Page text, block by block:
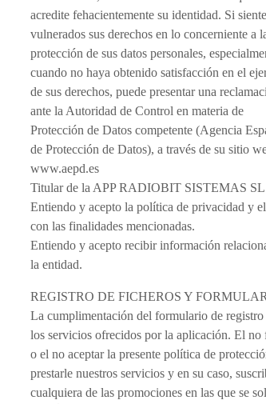
acredite fehacientemente su identidad. Si siente
vulnerados sus derechos en lo concerniente a
protección de sus datos personales,
cuando no haya obtenido satisfacción en el
de sus derechos, puede presentar una
ante la Autoridad de Control en materia de
Protección de Datos competente (Agencia
de Protección de Datos), a través de su sitio
www.aepd.es
Titular de la APP RADIOBIT SISTEMAS SL
Entiendo y acepto la política de privacidad y
con las finalidades mencionadas.
Entiendo y acepto recibir información
la entidad.
REGISTRO DE FICHEROS Y
La cumplimentación del formulario de
los servicios ofrecidos por la aplicación. El no
o el no aceptar la presente política de
prestarle nuestros servicios y en su caso,
cualquiera de las promociones en las que se